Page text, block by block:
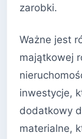
zarobki.
Ważne jest
majątkowej
inwestycje,
dodatkowy
materialne,